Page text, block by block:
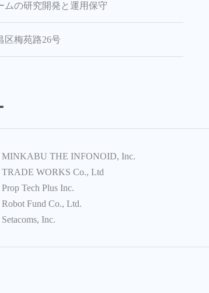
ムの研究開発と運用保守
区梅苑路26号
MINKABU THE INFONOID, Inc.
TRADE WORKS Co., Ltd
Prop Tech Plus Inc.
Robot Fund Co., Ltd.
Setacoms, Inc.